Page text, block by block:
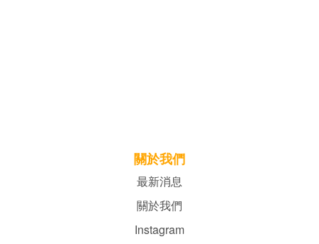
關於我們
最新消息
關於我們
Instagram